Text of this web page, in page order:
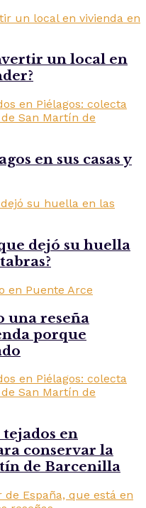
un local en
en sus casas y
dejó su huella
una reseña
porque
en
conservar la
de Barcenilla